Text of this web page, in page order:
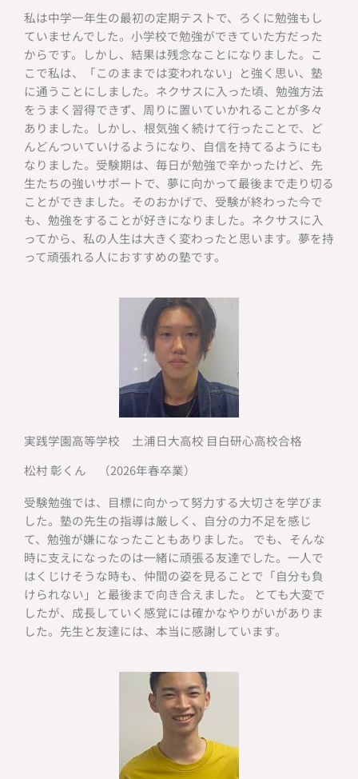
私は中学一年生の最初の定期テストで、ろくに勉強もし
ていませんでした。小学校で勉強ができていた方だった
からです。しかし、結果は残念なことになりました。こ
こで私は、「このままでは変われない」と強く思い、塾
に通うことにしました。ネクサスに入った頃、勉強方法
をうまく習得できず、周りに置いていかれることが多々
ありました。しかし、根気強く続けて行ったことで、ど
んどんついていけるようになり、自信を持てるようにも
なりました。受験期は、毎日が勉強で辛かったけど、先
生たちの強いサポートで、夢に向かって最後まで走り切る
ことができました。そのおかげで、受験が終わった今で
も、勉強をすることが好きになりました。ネクサスに入
ってから、私の人生は大きく変わったと思います。夢を持
って頑張れる人におすすめの塾です。
実践学園高等学校 土浦日大高校 目白研心高校合格
松村 彰くん （2026年春卒業）
受験勉強では、目標に向かって努力する大切さを学びま
した。塾の先生の指導は厳しく、自分の力不足を感じ
て、勉強が嫌になったこともありました。 でも、そんな
時に支えになったのは一緒に頑張る友達でした。一人で
はくじけそうな時も、仲間の姿を見ることで「自分も負
けられない」と最後まで向き合えました。 とても大変で
したが、成長していく感覚には確かなやりがいがありま
した。先生と友達には、本当に感謝しています。